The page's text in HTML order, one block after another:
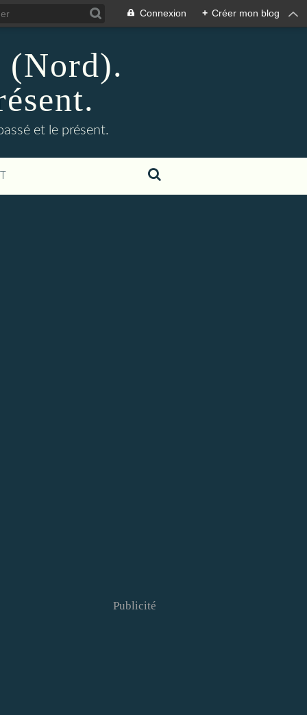
Connexion + Créer mon blog
et le présent.
Publicité